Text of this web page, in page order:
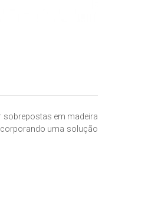
sobrepostas em madeira
uma solução